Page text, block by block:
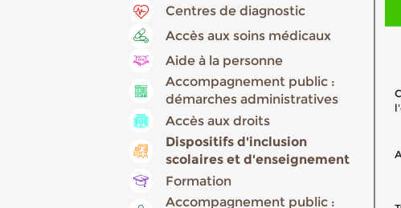
Centres de diagnostic
Accès aux soins médicaux
Aide à la personne
Accompagnement public :
démarches administratives
Accès aux droits
Dispositifs d'inclusion
scolaires et d'enseignement
Formation
Accompagnement public :